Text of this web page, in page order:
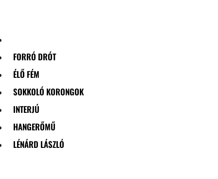
FORRÓ DRÓT
ÉLŐ FÉM
SOKKOLÓ KORONGOK
INTERJÚ
HANGERŐMŰ
LÉNÁRD LÁSZLÓ